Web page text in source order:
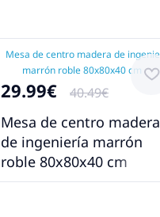
29.99€ 40.49€
Mesa de centro madera
de ingeniería marrón
roble 80x80x40 cm